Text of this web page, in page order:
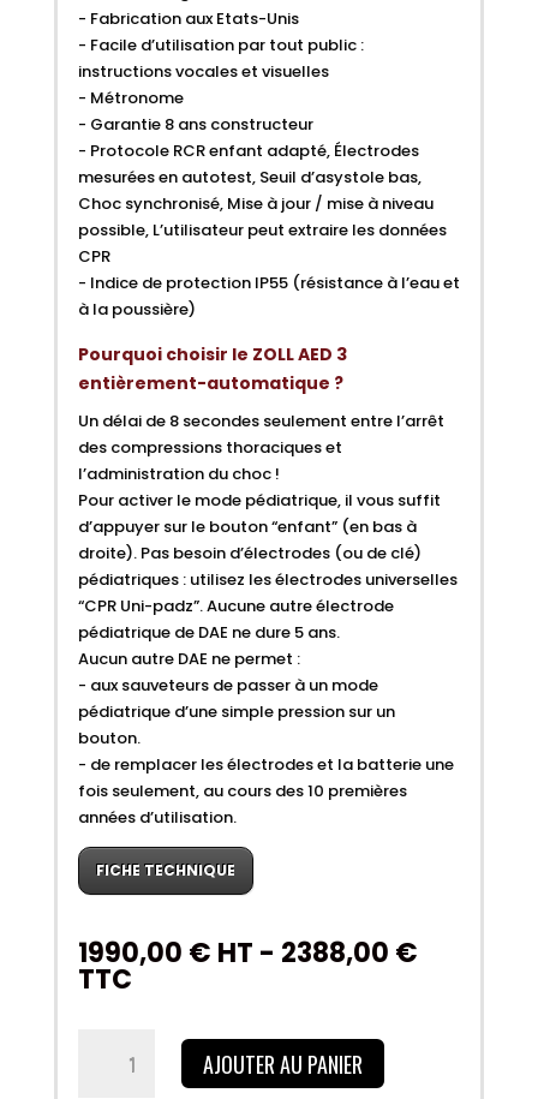
- Fabrication aux Etats-Unis
- Facile d’utilisation par tout public :
instructions vocales et visuelles
- Métronome
- Garantie 8 ans constructeur
- Protocole RCR enfant adapté, Électrodes
mesurées en autotest, Seuil d’asystole bas,
Choc synchronisé, Mise à jour / mise à niveau
possible, L’utilisateur peut extraire les données
CPR
- Indice de protection IP55 (résistance à l’eau et
à la poussière)
Pourquoi choisir le ZOLL AED 3
entièrement-automatique ?
Un délai de 8 secondes seulement entre l’arrêt
des compressions thoraciques et
l’administration du choc !
Pour activer le mode pédiatrique, il vous suffit
d’appuyer sur le bouton “enfant” (en bas à
droite). Pas besoin d’électrodes (ou de clé)
pédiatriques : utilisez les électrodes universelles
“CPR Uni-padz”. Aucune autre électrode
pédiatrique de DAE ne dure 5 ans.
Aucun autre DAE ne permet :
- aux sauveteurs de passer à un mode
pédiatrique d’une simple pression sur un
bouton.
- de remplacer les électrodes et la batterie une
fois seulement, au cours des 10 premières
années d’utilisation.
FICHE TECHNIQUE
1990,00 € HT - 2388,00 €
TTC
AJOUTER AU PANIER